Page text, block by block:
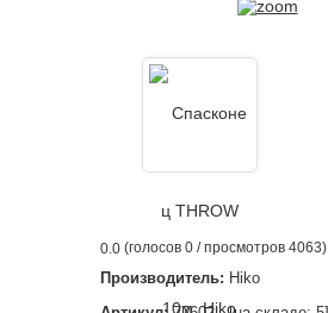
0.0 (голосов 0 / просмотров 4063)
Производитель: Hiko